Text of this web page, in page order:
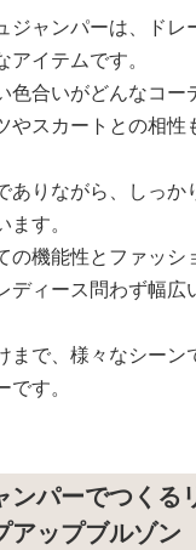
ジャンパーは、ドレ
イテムです。
色合いがどんなコー
やスカートとの相性
ありながら、しっか
す。
の機能性とファッシ
ディース問わず幅広
まで、様々なシーン
す。
ンパーでつくる
アップブルゾン